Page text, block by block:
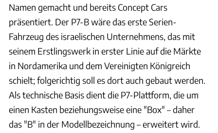
Namen gemacht und bereits Concept Cars
präsentiert. Der P7-B wäre das erste Serien-
Fahrzeug des israelischen Unternehmens, das mit
seinem Erstlingswerk in erster Linie auf die Märkte
in Nordamerika und dem Vereinigten Königreich
schielt; folgerichtig soll es dort auch gebaut werden.
Als technische Basis dient die P7-Plattform, die um
einen Kasten beziehungsweise eine "Box" – daher
das "B" in der Modellbezeichnung – erweitert wird.